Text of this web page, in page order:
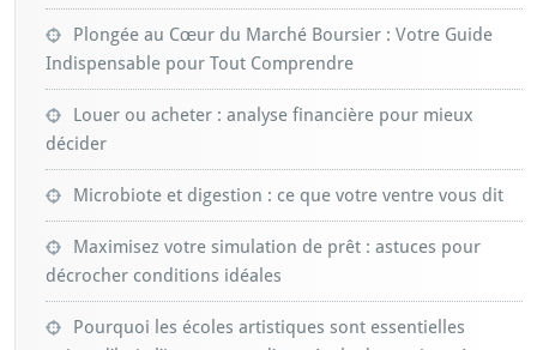
Plongée au Cœur du Marché Boursier : Votre Guide
Indispensable pour Tout Comprendre
Louer ou acheter : analyse financière pour mieux
décider
Microbiote et digestion : ce que votre ventre vous dit
Maximisez votre simulation de prêt : astuces pour
décrocher conditions idéales
Pourquoi les écoles artistiques sont essentielles